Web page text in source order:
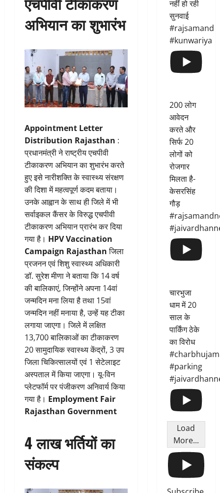
अभियान का शुभारंभ
Appointment Letter
Distribution Rajasthan :
प्रधानमंत्री ने राष्ट्रीय एचपीवी
टीकाकरण अभियान का शुभारंभ करते
हुए इसे नारीशक्ति के स्वास्थ्य संरक्षण
की दिशा में महत्वपूर्ण कदम बताया।
उनके आह्वान के साथ ही जिले में भी
सर्वाइकल कैंसर के विरुद्ध एचपीवी
टीकाकरण अभियान प्रारंभ कर दिया
गया है। HPV Vaccination
Campaign Rajasthanजिला
प्रजनन एवं शिशु स्वास्थ्य अधिकारी
डॉ. सुरेश मीणा ने बताया कि 14 वर्ष
की बालिकाएं, जिन्होंने अपना 14वां
जन्मदिन मना लिया है तथा 15वां
जन्मदिन नहीं मनाया है, उन्हें यह टीका
लगाया जाएगा। जिले में लक्षित
13,700 बालिकाओं का टीकाकरण
20 सामुदायिक स्वास्थ्य केंद्रों, 3 उप
जिला चिकित्सालयों एवं 1 सेटेलाइट
अस्पताल में किया जाएगा। यू-विन
प्लेटफॉर्म पर पंजीकरण अनिवार्य किया
गया है। Employment Fair
Rajasthan Government
4 लाख भर्तियों का
संकल्प
नहीं हो रही
सुनवाई
#rajsamand
#kunwariya
200 लोग
आवेदन
करते और
सिर्फ 20
लोगों को
रोजगार
मिलता है-
केसरसिंह
गौड़
चारभुजा
धाम में 20
साल के
पार्किंग ठेके
का विरोध
#parking
Load
More...